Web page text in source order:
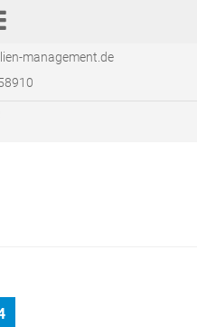
management.de